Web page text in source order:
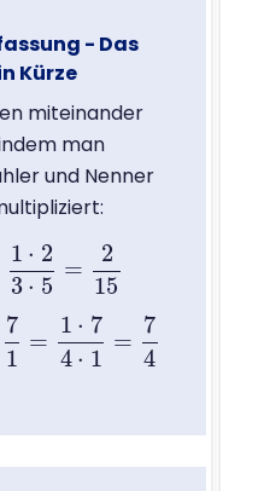
- Das
Kürze
miteinander
man
und Nenner
1 ⋅ 2
3 ⋅ 5
=
2
15
⋅23⋅5=215
7
1
=
1 ⋅ 7
4 ⋅ 1
=
7
4
71= 1⋅7 4⋅1=7 4